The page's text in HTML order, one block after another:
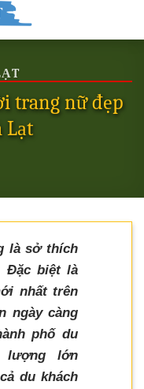
trang nữ đẹp
Lạt
là sở thích
Đặc biệt là
nhất trên
ngày càng
phố du
lượng lớn
du khách